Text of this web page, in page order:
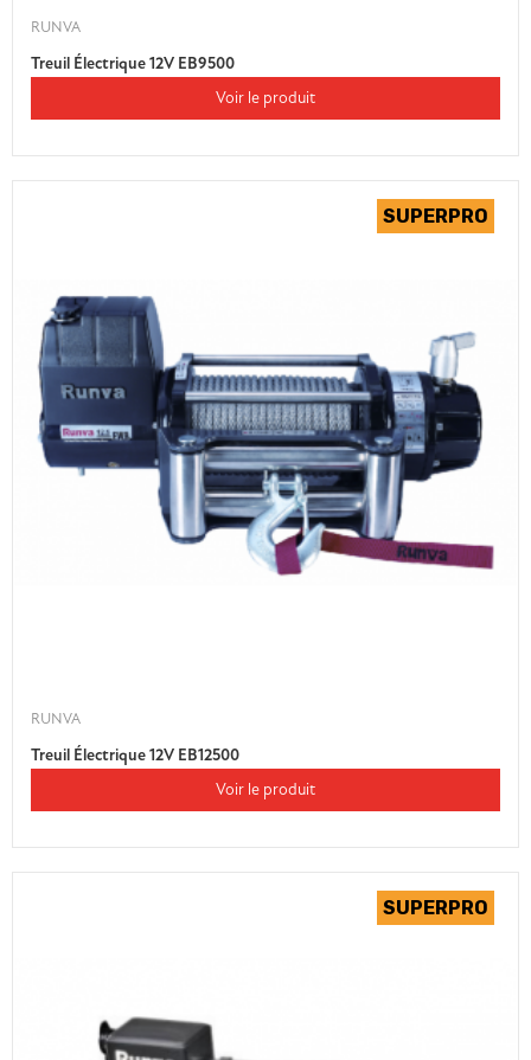
RUNVA
Treuil Électrique 12V EB9500
Voir le produit
RUNVA
Treuil Électrique 12V EB12500
Voir le produit